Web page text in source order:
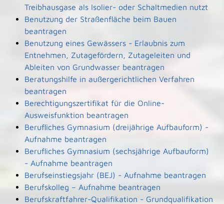
Treibhausgase als Isolier- oder Schaltmedien nutzt
Benutzung der Straßenfläche beim Bauen
beantragen
Benutzung eines Gewässers - Erlaubnis zum
Entnehmen, Zutagefördern, Zutageleiten und
Ableiten von Grundwasser beantragen
Beratungshilfe in außergerichtlichen Verfahren
beantragen
Berechtigungszertifikat für die Online-
Ausweisfunktion beantragen
Berufliches Gymnasium (dreijährige Aufbauform) -
Aufnahme beantragen
Berufliches Gymnasium (sechsjährige Aufbauform)
- Aufnahme beantragen
Berufseinstiegsjahr (BEJ) - Aufnahme beantragen
Berufskolleg – Aufnahme beantragen
Berufskraftfahrer-Qualifikation - Grundqualifikation